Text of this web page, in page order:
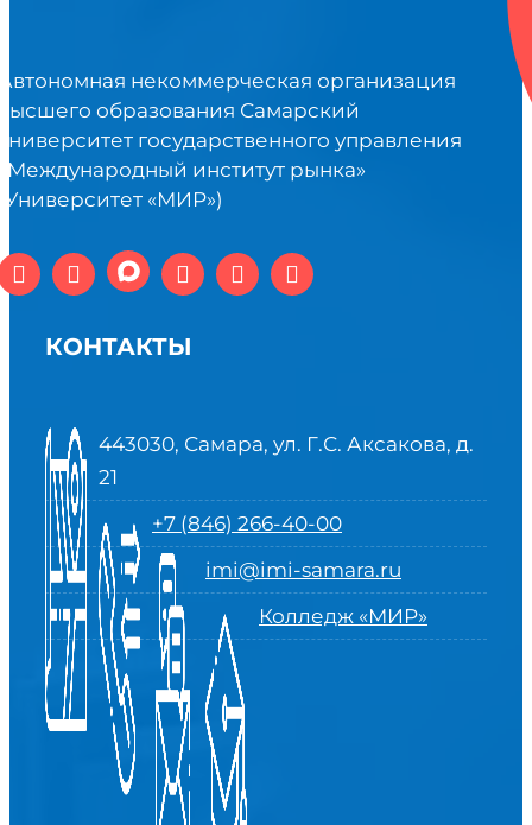
некоммерческая организация
образования Самарский
государственного управления
институт рынка»
«МИР»)
КОНТАКТЫ
443030, Самара, ул. Г.С. Аксакова, д.
21
+7 (846) 266-40-00
imi@imi-samara.ru
Колледж «МИР»